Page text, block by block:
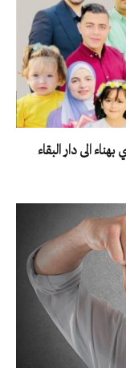
الى دار البقاء